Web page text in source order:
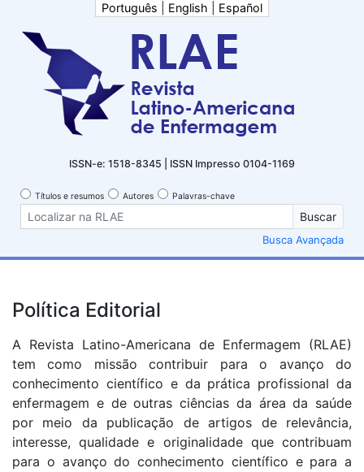
Português English Español
ISSN-e: 1518-8345 | ISSN Impresso 0104-1169
Títulos e resumos Autores Palavras-chave
Buscar
Busca Avançada
Política Editorial
A Revista Latino-Americana de Enfermagem (RLAE)
tem como missão contribuir para o avanço do
conhecimento científico e da prática profissional da
enfermagem e de outras ciências da área da saúde
por meio da publicação de artigos de relevância,
interesse, qualidade e originalidade que contribuam
para o avanço do conhecimento científico e para a